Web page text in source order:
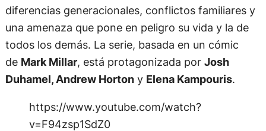
diferencias generacionales, conflictos familiares y
una amenaza que pone en peligro su vida y la de
todos los demás. La serie, basada en un cómic
de Mark Millar, está protagonizada por Josh
Duhamel, Andrew Hortony Elena Kampouris.
https://www.youtube.com/watch?
v=F94zsp1SdZ0